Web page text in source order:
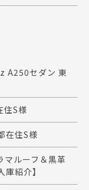
A250セダン 東
住S様
在住S様
マルーフ＆黒革
紹介】